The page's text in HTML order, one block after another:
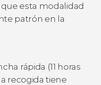
esta modalidad
patrón en la
rápida (11 horas
recogida tiene